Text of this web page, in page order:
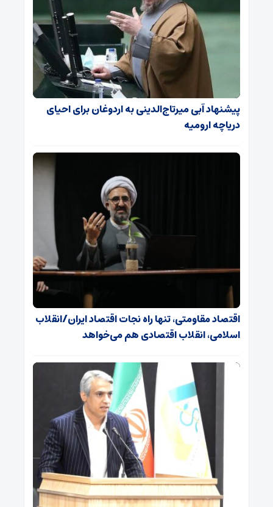
پیشنهاد آبی میرتاج‌الدینی‌ به اردوغان برای احیای
دریاچه ارومیه
اقتصاد مقاومتی، تنها راه نجات اقتصاد ایران/انقلاب
اسلامی، انقلاب اقتصادی هم می‌خواهد